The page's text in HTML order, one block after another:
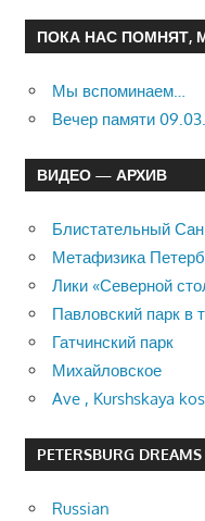
ПОКА НАС ПОМНЯТ,
Мы вспоминаем…
Вечер памяти
ВИДЕО — АРХИВ
Блистательный
Метафизика
Лики «Северной
Павловский парк в
Гатчинский парк
Михайловское
Ave , Kurshskaya
PETERSBURG
Russian